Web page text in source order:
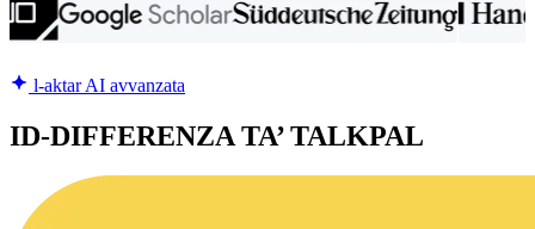
l-aktar AI avvanzata
ID-DIFFERENZA TA’ TALKPAL